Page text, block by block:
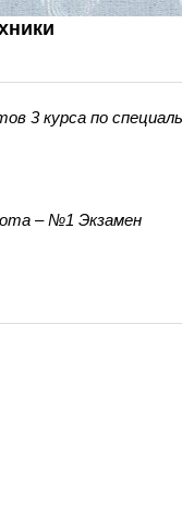
3 курса по
– №1 Экзамен